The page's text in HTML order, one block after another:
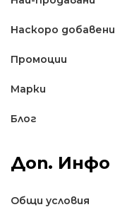
Наскоро добавени
Промоции
Марки
Блог
Доп. Инфо
Общи условия